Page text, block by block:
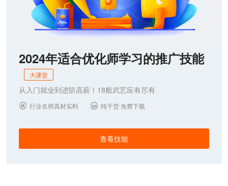
2024年适合优化师学习的推广技能
大课堂
从入门就业到进阶高薪！18般武艺应有尽有
 行业名师真材实料  纯干货 免费下载
查看技能